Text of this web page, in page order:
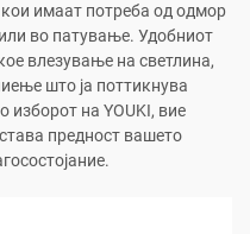
имаат потреба од одмор
во патување. Удобниот
влезување на светлина,
што ја поттикнува
изборот на YOUKI, вие
предност вашето